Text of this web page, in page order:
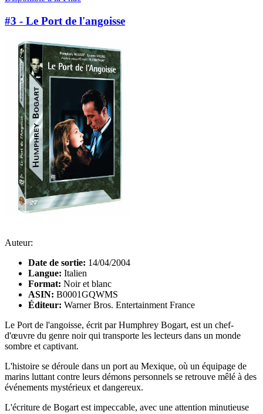
#3 - Le Port de l'angoisse
Auteur:
Date de sortie: 14/04/2004
Langue: Italien
Format: Noir et blanc
ASIN: B0001GQWMS
Éditeur: Warner Bros. Entertainment France
Le Port de l'angoisse, écrit par Humphrey Bogart, est un chef-
d'œuvre du genre noir qui transporte les lecteurs dans un monde
sombre et captivant.
L'histoire se déroule dans un port au Mexique, où un équipage de
marins luttant contre leurs démons personnels se retrouve mêlé à des
événements mystérieux et dangereux.
L'écriture de Bogart est impeccable, avec une attention minutieuse